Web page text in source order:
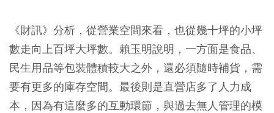
《財訊》分析，從營業空間來看，也從幾十坪的小坪
數走向上百坪大坪數。賴玉明說明，一方面是食品、
民生用品等包裝體積較大之外，還必須隨時補貨，需
要有更多的庫存空間。最後則是直營店多了人力成
本，因為有這麼多的互動環節，與過去無人管理的模